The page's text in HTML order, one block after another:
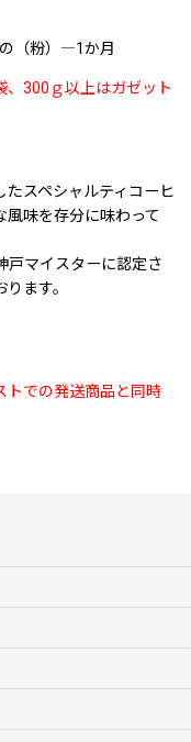
（粉）―1か月
、300ｇ以上はガゼット
スペシャルティコーヒ
味を存分に味わって
戸マイスターに認定さ
ます。
トでの発送商品と同時